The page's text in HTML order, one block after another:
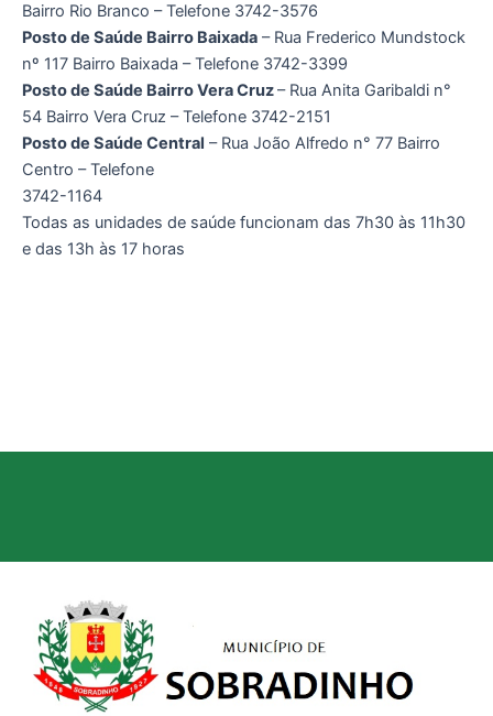
Bairro Rio Branco – Telefone 3742-3576
Posto de Saúde Bairro Baixada – Rua Frederico Mundstock
nº 117 Bairro Baixada – Telefone 3742-3399
Posto de Saúde Bairro Vera Cruz– Rua Anita Garibaldi n°
54 Bairro Vera Cruz – Telefone 3742-2151
Posto de Saúde Central – Rua João Alfredo n° 77 Bairro
Centro – Telefone
3742-1164
Todas as unidades de saúde funcionam das 7h30 às 11h30
e das 13h às 17 horas